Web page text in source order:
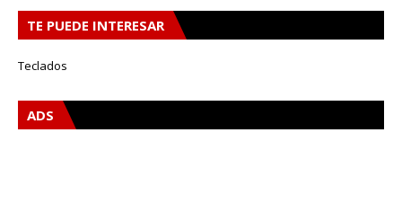
TE PUEDE INTERESAR
Teclados
ADS